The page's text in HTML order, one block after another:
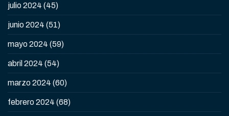
julio 2024 (45)
junio 2024 (51)
mayo 2024 (59)
abril 2024 (54)
marzo 2024 (60)
febrero 2024 (68)